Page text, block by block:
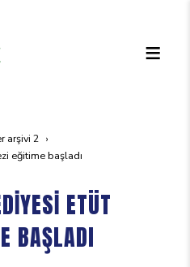
arşivi 2
eği̇ti̇me başladi
ETÜT
BAŞLADI